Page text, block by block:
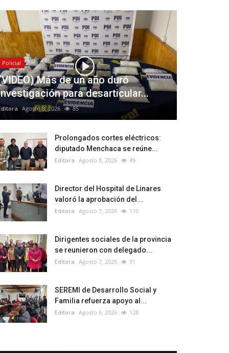
Policial
Más de un año duró
para desarticular...
Agosto 8, 2026 85
Prolongados cortes eléctricos:
diputado Menchaca se reúne...
Editora Agosto 8, 2026 49
Director del Hospital de Linares
valoró la aprobación del...
Editora Agosto 7, 2026 110
Dirigentes sociales de la provincia
se reunieron con delegado...
Editora Agosto 7, 2026 91
SEREMI de Desarrollo Social y
Familia refuerza apoyo al...
Editora Agosto 6, 2026 128